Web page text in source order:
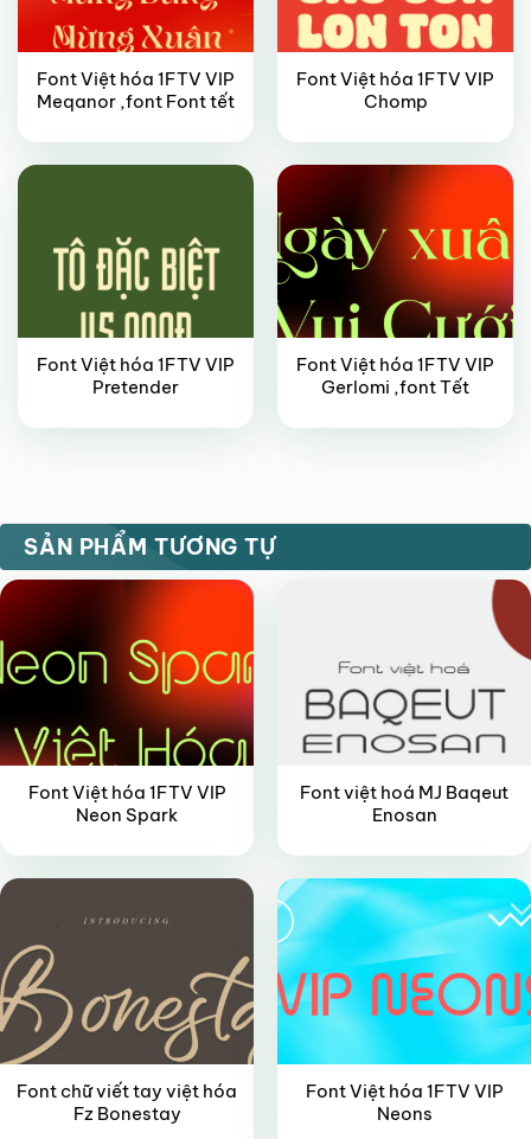
Font Việt hóa 1FTV VIP
Meqanor ,font Font tết
Font Việt hóa 1FTV VIP
Chomp
VIP
Font Việt hóa 1FTV VIP
Pretender
VIP
Font Việt hóa 1FTV VIP
Gerlomi ,font Tết
SẢN PHẨM TƯƠNG TỰ
VIP
Font Việt hóa 1FTV VIP
Neon Spark
FREE
Font việt hoá MJ Baqeut
Enosan
Font chữ viết tay việt hóa
Fz Bonestay
Font Việt hóa 1FTV VIP
Neons